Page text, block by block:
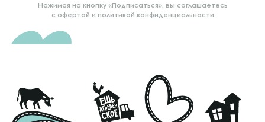
Нажимая на кнопку «Подписаться», вы соглашаетесь
с офертой и политикой конфиденциальности